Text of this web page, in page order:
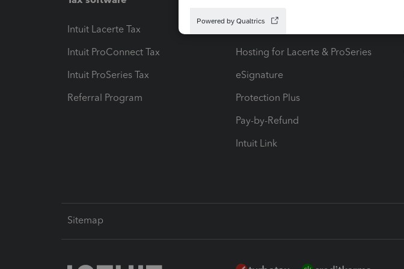
Intuit Lacerte Tax
Intuit ProConnect Tax
Intuit ProSeries Tax
Referral Program
Hosting for Lacerte & ProSeries
eSignature
Protection Plus
Pay-by-Refund
Intuit Link
Sitemap